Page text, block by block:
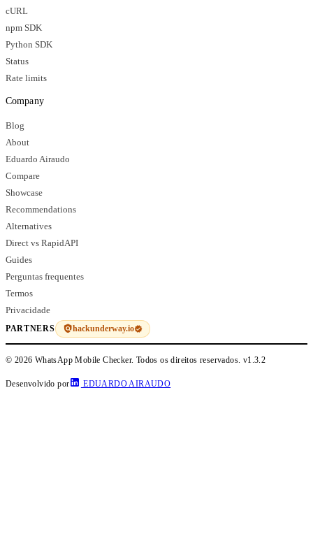
cURL
npm SDK
Python SDK
Status
Rate limits
Company
Blog
About
Eduardo Airaudo
Compare
Showcase
Recommendations
Alternatives
Direct vs RapidAPI
Guides
Perguntas frequentes
Termos
Privacidade
PARTNERS hackunderway.io
© 2026 WhatsApp Mobile Checker. Todos os direitos reservados. v1.3.2
Desenvolvido por EDUARDO AIRAUDO